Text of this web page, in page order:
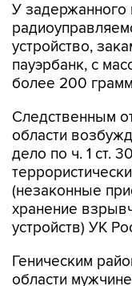
У задержанного
устройство,
пауэрбанк, с
более 200
Следственным
области
дело по ч. 1 ст.
(незаконные
хранение
устройств) УК
Геническим
области